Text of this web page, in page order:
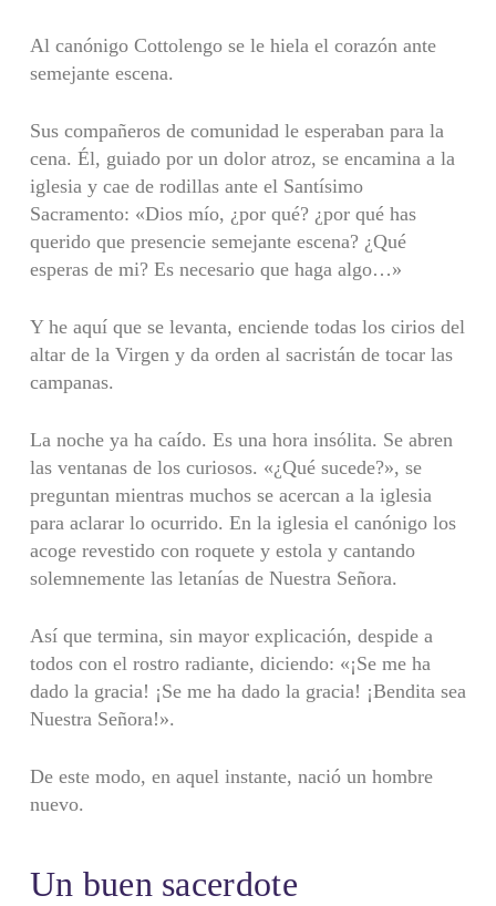
Al canónigo Cottolengo se le hiela el corazón ante
semejante escena.
Sus compañeros de comunidad le esperaban para la
cena. Él, guiado por un dolor atroz, se encamina a la
iglesia y cae de rodillas ante el Santísimo
Sacramento: «Dios mío, ¿por qué? ¿por qué has
querido que presencie semejante escena? ¿Qué
esperas de mi? Es necesario que haga algo…»
Y he aquí que se levanta, enciende todas los cirios del
altar de la Virgen y da orden al sacristán de tocar las
campanas.
La noche ya ha caído. Es una hora insólita. Se abren
las ventanas de los curiosos. «¿Qué sucede?», se
preguntan mientras muchos se acercan a la iglesia
para aclarar lo ocurrido. En la iglesia el canónigo los
acoge revestido con roquete y estola y cantando
solemnemente las letanías de Nuestra Señora.
Así que termina, sin mayor explicación, despide a
todos con el rostro radiante, diciendo: «¡Se me ha
dado la gracia! ¡Se me ha dado la gracia! ¡Bendita sea
Nuestra Señora!».
De este modo, en aquel instante, nació un hombre
nuevo.
Un buen sacerdote